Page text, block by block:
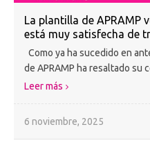
La plantilla de APRAMP
está muy satisfecha de
Como ya ha sucedido en
de APRAMP ha resaltado su
Leer más
6 noviembre, 2025